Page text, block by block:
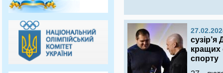
кращих
спорту